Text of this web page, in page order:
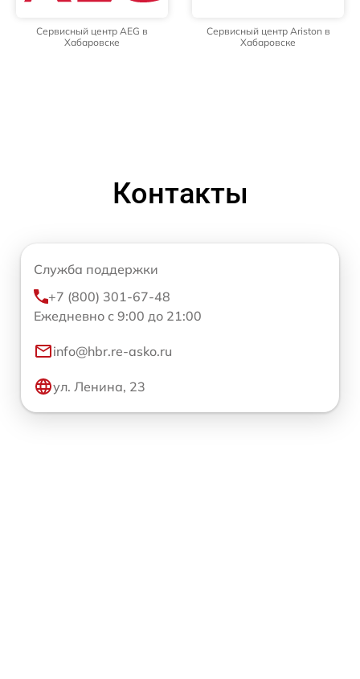
Сервисный центр AEG в
Хабаровске
Сервисный центр Ariston в
Хабаровске
Контакты
Служба поддержки
+7 (800) 301-67-48
Ежедневно с 9:00 до 21:00
info@hbr.re-asko.ru
ул. Ленина, 23